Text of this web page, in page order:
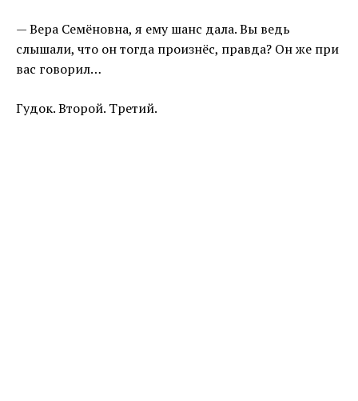
— Вера Семёновна, я ему шанс дала. Вы ведь
слышали, что он тогда произнёс, правда? Он же при
вас говорил…
Гудок. Второй. Третий.